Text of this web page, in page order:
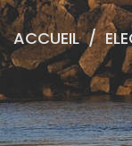
ACCUEIL /